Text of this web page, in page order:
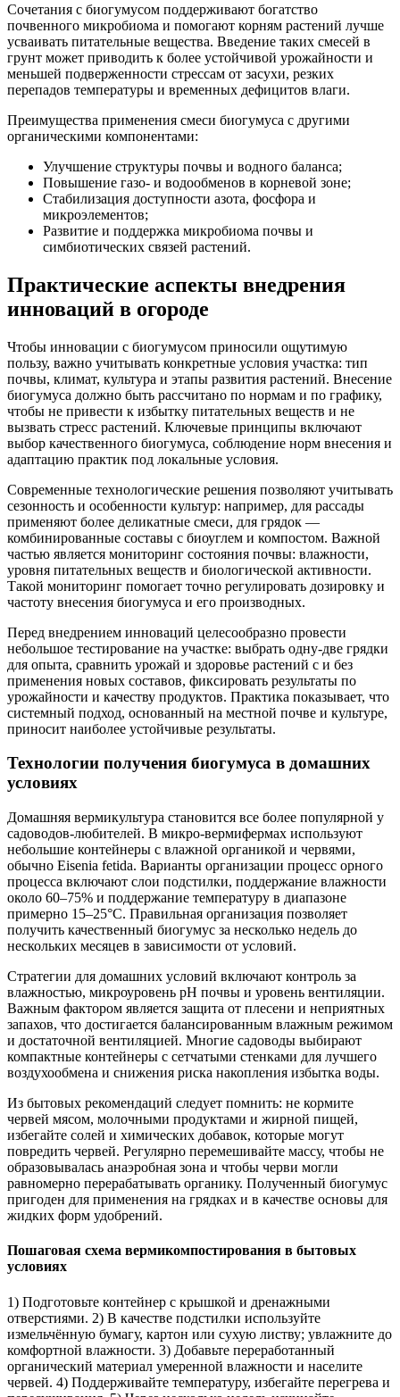
Сочетания с биогумусом поддерживают богатство
почвенного микробиома и помогают корням растений лучше
усваивать питательные вещества. Введение таких смесей в
грунт может приводить к более устойчивой урожайности и
меньшей подверженности стрессам от засухи, резких
перепадов температуры и временных дефицитов влаги.
Преимущества применения смеси биогумуса с другими
органическими компонентами:
Улучшение структуры почвы и водного баланса;
Повышение газо- и водообменов в корневой зоне;
Стабилизация доступности азота, фосфора и
микроэлементов;
Развитие и поддержка микробиома почвы и
симбиотических связей растений.
Практические аспекты внедрения
инноваций в огороде
Чтобы инновации с биогумусом приносили ощутимую
пользу, важно учитывать конкретные условия участка: тип
почвы, климат, культура и этапы развития растений. Внесение
биогумуса должно быть рассчитано по нормам и по графику,
чтобы не привести к избытку питательных веществ и не
вызвать стресс растений. Ключевые принципы включают
выбор качественного биогумуса, соблюдение норм внесения и
адаптацию практик под локальные условия.
Современные технологические решения позволяют учитывать
сезонность и особенности культур: например, для рассады
применяют более деликатные смеси, для грядок —
комбинированные составы с биоуглем и компостом. Важной
частью является мониторинг состояния почвы: влажности,
уровня питательных веществ и биологической активности.
Такой мониторинг помогает точно регулировать дозировку и
частоту внесения биогумуса и его производных.
Перед внедрением инноваций целесообразно провести
небольшое тестирование на участке: выбрать одну-две грядки
для опыта, сравнить урожай и здоровье растений с и без
применения новых составов, фиксировать результаты по
урожайности и качеству продуктов. Практика показывает, что
системный подход, основанный на местной почве и культуре,
приносит наиболее устойчивые результаты.
Технологии получения биогумуса в домашних
условиях
Домашняя вермикультура становится все более популярной у
садоводов-любителей. В микро-вермифермах используют
небольшие контейнеры с влажной органикой и червями,
обычно Eisenia fetida. Варианты организации процесс орного
процесса включают слои подстилки, поддержание влажности
около 60–75% и поддержание температуру в диапазоне
примерно 15–25°C. Правильная организация позволяет
получить качественный биогумус за несколько недель до
нескольких месяцев в зависимости от условий.
Стратегии для домашних условий включают контроль за
влажностью, микроуровень pH почвы и уровень вентиляции.
Важным фактором является защита от плесени и неприятных
запахов, что достигается балансированным влажным режимом
и достаточной вентиляцией. Многие садоводы выбирают
компактные контейнеры с сетчатыми стенками для лучшего
воздухообмена и снижения риска накопления избытка воды.
Из бытовых рекомендаций следует помнить: не кормите
червей мясом, молочными продуктами и жирной пищей,
избегайте солей и химических добавок, которые могут
повредить червей. Регулярно перемешивайте массу, чтобы не
образовывалась анаэробная зона и чтобы черви могли
равномерно перерабатывать органику. Полученный биогумус
пригоден для применения на грядках и в качестве основы для
жидких форм удобрений.
Пошаговая схема вермикомпостирования в бытовых
условиях
1) Подготовьте контейнер с крышкой и дренажными
отверстиями. 2) В качестве подстилки используйте
измельчённую бумагу, картон или сухую листву; увлажните до
комфортной влажности. 3) Добавьте переработанный
органический материал умеренной влажности и населите
червей. 4) Поддерживайте температуру, избегайте перегрева и